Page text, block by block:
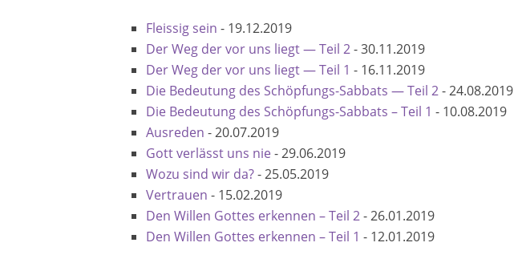
Fleissig sein - 19.12.2019
Der Weg der vor uns liegt — Teil 2-30.11.2019
Der Weg der vor uns liegt — Teil 1 - 16.11.2019
Die Bedeutung des Schöpfungs-Sabbats — Teil 2-24.08.2019
Die Bedeutung des Schöpfungs-Sabbats – Teil 1 - 10.08.2019
Ausreden -20.07.2019
Gott verlässt uns nie-29.06.2019
Wozu sind wir da?-25.05.2019
Vertrauen - 15.02.2019
Den Willen Gottes erkennen – Teil 2-26.01.2019
Den Willen Gottes erkennen – Teil 1 - 12.01.2019